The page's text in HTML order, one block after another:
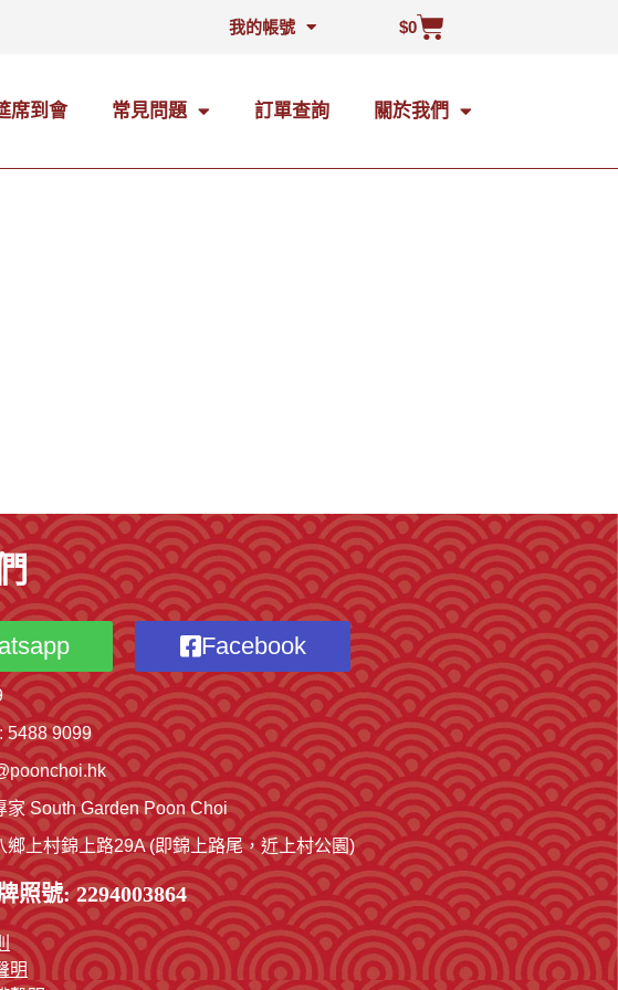
我的帳號 $0
席到會 常見問題 訂單查詢 關於我們
Facebook
5488 9099
家 South Garden Poon Choi
鄉上村錦上路29A (即錦上路尾，近上村公園)
照號: 2294003864
明